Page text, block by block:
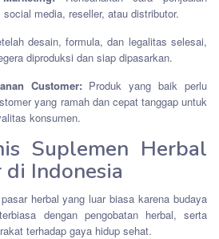
media, reseller, atau distributor.
desain, formula, dan legalitas selesai,
diproduksi dan siap dipasarkan.
Customer: Produk yang baik perlu
yang ramah dan cepat tanggap untuk
konsumen.
Suplemen Herbal
Indonesia
herbal yang luar biasa karena budaya
dengan pengobatan herbal, serta
terhadap gaya hidup sehat.